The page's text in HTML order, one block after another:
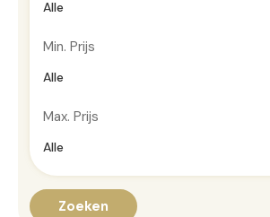
Alle
Min. Prijs
Alle
Max. Prijs
Alle
Zoeken